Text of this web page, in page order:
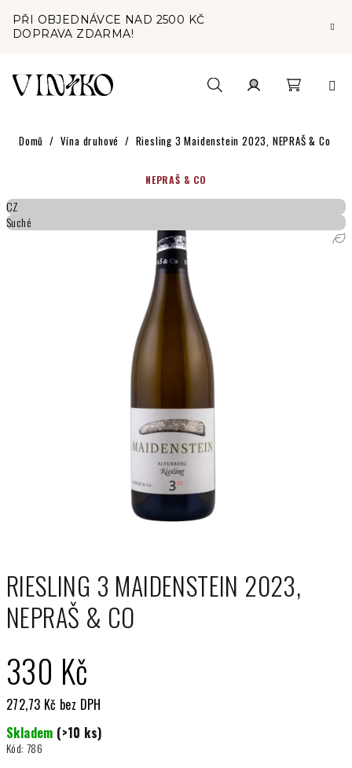
obsah
PŘI OBJEDNÁVCE NAD 2500 KČ
DOPRAVA ZDARMA!
Domů / Vína druhové / Riesling 3 Maidenstein 2023, NEPRAŠ & Co
RIESLING 3 MAIDENSTEIN 2023,
NEPRAŠ & CO
330 Kč
272,73 Kč bez DPH
cena:
Skladem (>10 ks)
Kód: 786
NEPRAŠ & CO
CZ
Suché